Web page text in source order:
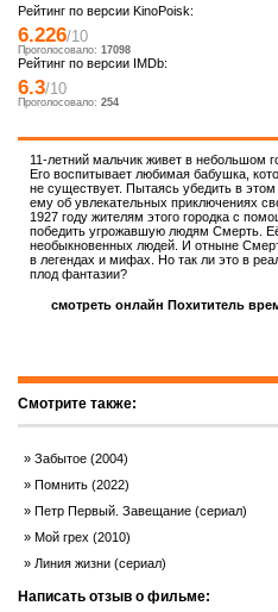
Рейтинг по версии KinoPoisk:
6.226/10
Проголосовало: 17098
Рейтинг по версии IMDb:
6.3/10
Проголосовало: 254
11-летний мальчик живет в небольшом
Его воспитывает любимая бабушка,
не существует. Пытаясь убедить в
ему об увлекательных приключениях
1927 году жителям этого городка с
победить угрожавшую людям Смерть.
необыкновенных людей. И отныне
в легендах и мифах. Но так ли это в
плод фантазии?
смотреть онлайн Похититель
Смотрите также:
Забытое (2004)
Помнить (2022)
Петр Первый. Завещание (сериал)
Мой грех (2010)
Линия жизни (сериал)
Написать отзыв о фильме: